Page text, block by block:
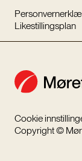
Likestillingsplan
Cookie
Copyright ©